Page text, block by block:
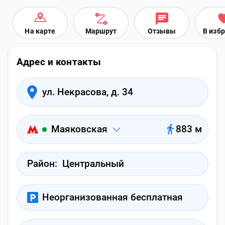
На карте Маршрут Отзывы В
Адрес и контакты
ул. Некрасова, д. 34
Маяковская 883 м
Район: Центральный
Неорганизованная бесплатная